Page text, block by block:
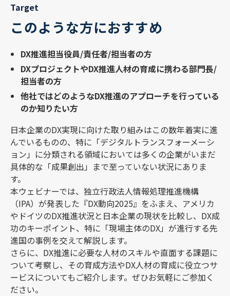
Target
このような方におすすめ
DX推進担当役員/責任者/担当者の方
DXプロジェクトやDX推進人材の育成に携わる部門長/
担当者の方
他社ではどのようなDX推進のアプローチを行っている
のか知りたい方
日本企業のDX実現に向けた取り組みはこの数年着実に進
んでいるものの、特に「デジタルトランスフォーメーシ
ョン」に分類される領域においては多くの企業がいまだ
具体的な「成果創出」まで至っていない状況にありま
す。
本ウェビナーでは、独立行政法人情報処理推進機構
（IPA）が発表した『DX動向2025』をふまえ、アメリカ
やドイツのDX推進状況と日本企業の現状を比較し、DX成
功のキーポイント、特に「現場主体のDX」が進行する先
進国の事例を交えて解説します。
さらに、DX推進に必要な人材のスキルや直面する課題に
ついて考察し、その育成方法やDX人材の育成に役立つサ
ービスについてもご紹介します。ぜひお気軽にご参加く
ださい。